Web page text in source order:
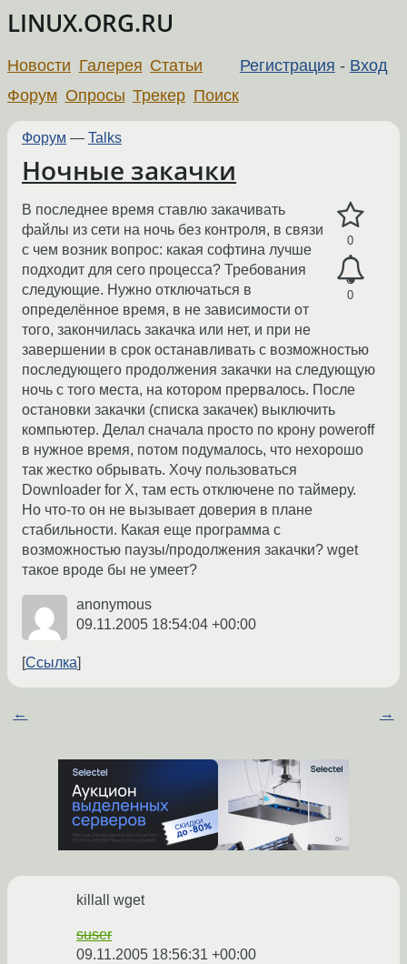
LINUX.ORG.RU
Регистрация - Вход
Новости Галерея Статьи
Форум Опросы Трекер Поиск
Форум — Talks
Ночные закачки
0
0
В последнее время ставлю закачивать
файлы из сети на ночь без контроля, в связи
с чем возник вопрос: какая софтина лучше
подходит для сего процесса? Требования
следующие. Нужно отключаться в
определённое время, в не зависимости от
того, закончилась закачка или нет, и при не
завершении в срок останавливать с возможностью
последующего продолжения закачки на следующую
ночь с того места, на котором прервалось. После
остановки закачки (списка закачек) выключить
компьютер. Делал сначала просто по крону poweroff
в нужное время, потом подумалось, что нехорошо
так жестко обрывать. Хочу пользоваться
Downloader for X, там есть отключене по таймеру.
Но что-то он не вызывает доверия в плане
стабильности. Какая еще программа с
возможностью паузы/продолжения закачки? wget
такое вроде бы не умеет?
anonymous
09.11.2005 18:54:04 +00:00
Ссылка
← →
killall wget
suser
09.11.2005 18:56:31 +00:00